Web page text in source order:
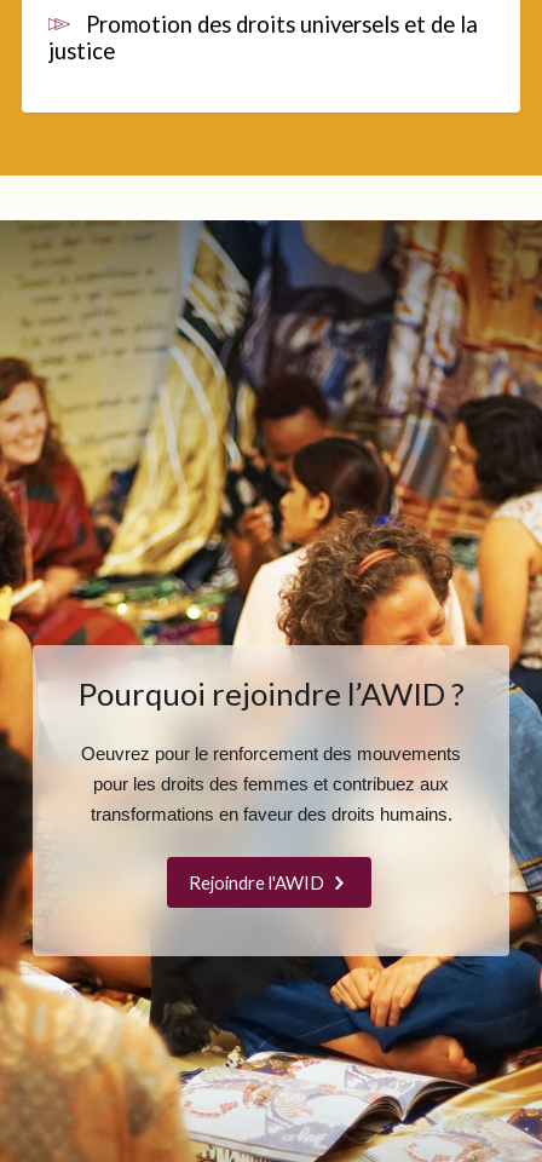
Promotion des droits universels et de la
justice
Pourquoi rejoindre l’AWID ?
Oeuvrez pour le renforcement des mouvements
pour les droits des femmes et contribuez aux
transformations en faveur des droits humains.
Rejoindre l'AWID